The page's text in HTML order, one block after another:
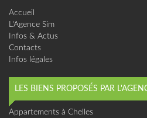
Accueil
L'Agence Sim
Infos & Actus
Contacts
Infos légales
LES BIENS PROPOSÉS PAR
Appartements à Chelles